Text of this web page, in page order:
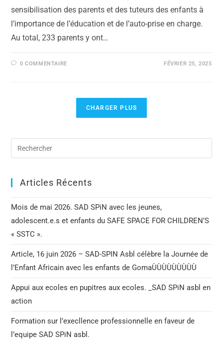
sensibilisation des parents et des tuteurs des enfants à
l’importance de l’éducation et de l’auto-prise en charge.
Au total, 233 parents y ont…
0 COMMENTAIRE FÉVRIER 25, 2025
CHARGER PLUS
Articles Récents
Mois de mai 2026. SAD SPiN avec les jeunes,
adolescent.e.s et enfants du SAFE SPACE FOR CHILDREN’S
« SSTC ».
Article, 16 juin 2026 – SAD-SPIN Asbl célèbre la Journée de
l’Enfant Africain avec les enfants de GomaÙÙÙÙÙÙÙÙÙ
Appui aux ecoles en pupitres aux ecoles. _SAD SPiN asbl en
action
Formation sur l’execllence professionnelle en faveur de
l’equipe SAD SPiN asbl.